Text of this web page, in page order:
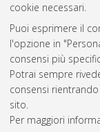
cookie necessari.
Puoi esprimere il
l'opzione in
consensi più
Potrai sempre
consensi
sito.
Per maggiori
Atom
Rss 1.0
Rss 2.0
ISSN: 2038-7946